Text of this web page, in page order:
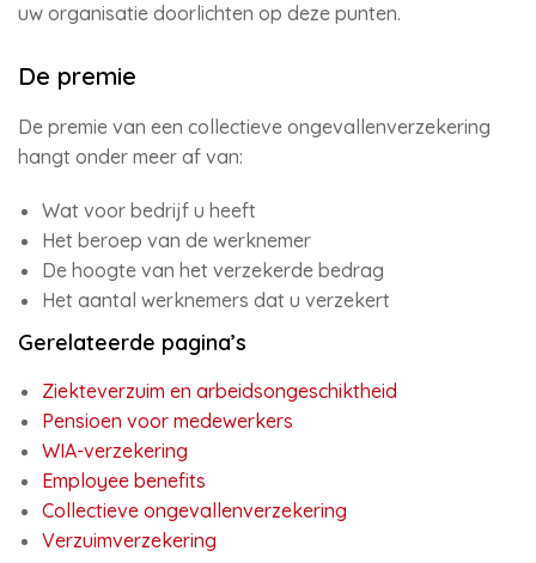
uw organisatie doorlichten op deze punten.
De premie
De premie van een collectieve ongevallenverzekering
hangt onder meer af van:
Wat voor bedrijf u heeft
Het beroep van de werknemer
De hoogte van het verzekerde bedrag
Het aantal werknemers dat u verzekert
Gerelateerde pagina’s
Ziekteverzuim en arbeidsongeschiktheid
Pensioen voor medewerkers
WIA-verzekering
Employee benefits
Collectieve ongevallenverzekering
Verzuimverzekering